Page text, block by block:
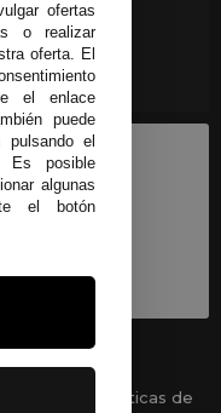
privacidad
Políticas de
ofertas
o realizar
oferta. El
el enlace
puede
el
Es posible
algunas
el botón